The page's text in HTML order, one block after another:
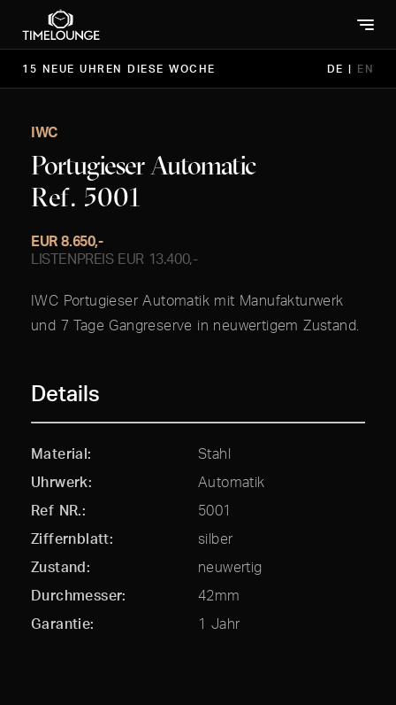
15 NEUE UHREN DIESE WOCHE DE | EN
IWC
Portugieser Automatic
Ref. 5001
EUR 8.650,-
LISTENPREIS EUR 13.400,-
IWC Portugieser Automatik mit Manufakturwerk
und 7 Tage Gangreserve in neuwertigem Zustand.
Details
Material
Stahl
Uhrwerk
Automatik
Ref NR.
5001
Ziffernblatt
silber
Zustand
neuwertig
Durchmesser
42mm
Garantie
1 Jahr